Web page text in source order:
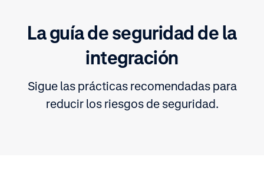
La guía de seguridad de la
integración
Sigue las prácticas recomendadas para
reducir los riesgos de seguridad.